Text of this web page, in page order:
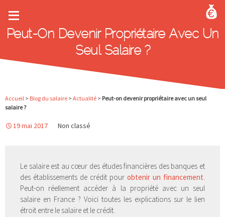
Peut-On Devenir Propriétaire Avec Un
Seul Salaire ?
Accueil > Blog du salaire > Actualité > Peut-on devenir propriétaire avec un seul
salaire ?
19 mai 2017 Non classé
Le salaire est au cœur des études financières des banques et
des établissements de crédit pour obtenir un financement.
Peut-on réellement accéder à la propriété avec un seul
salaire en France ? Voici toutes les explications sur le lien
étroit entre le salaire et le crédit.